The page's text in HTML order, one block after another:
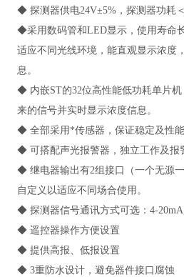
◆ 探测器供电24V±5%，探测器功耗＜
◆采用数码管和LED显示，使用寿命
适应不同光线环境，能直观显示浓度
息。
◆ 内嵌ST的32位高性能低功耗单片
来的信号并实时显示浓度信息。
◆ 全部采用*传感器，保证稳定及性能
◆ 可搭配声光报警器，独立工作及报
◆ 继电器输出有2组接口（一个无源
自定义以适应不同场合使用。
◆ 探测器信号通讯方式可选：4-
◆ 遥控器操作方便设置
◆ 提供高报、低报设置
◆ 3重防水设计，避免器件接口腐蚀